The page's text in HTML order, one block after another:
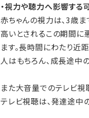
・視力や聴力へ影響する
赤ちゃんの視力は、3歳
高いとされるこの期間に
ます。長時間にわたり近
人はもちろん、成長途中
また大音量でのテレビ視
テレビ視聴は、発達途中